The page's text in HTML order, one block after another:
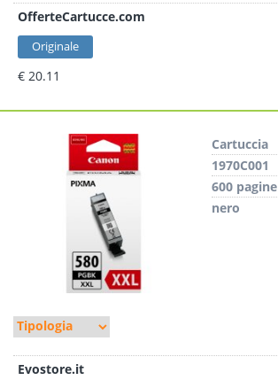
OfferteCartucce.com
Originale
€ 20.11
Cartuccia
1970C001
600 pagine
nero
Evostore.it